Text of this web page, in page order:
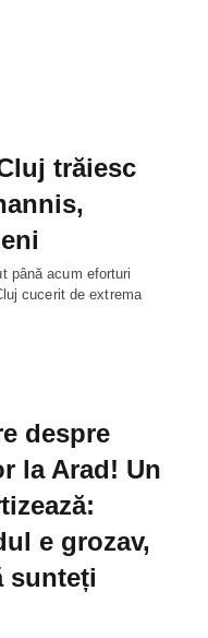
trăiesc
până acum eforturi
cucerit de extrema
despre
la Arad! Un
e grozav,
sunteți